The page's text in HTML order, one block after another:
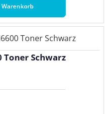
Warenkorb
Schwarz